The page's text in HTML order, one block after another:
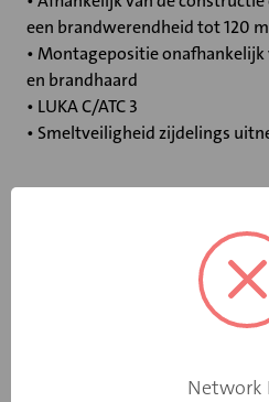
een brandwerendheid tot 120
• Montagepositie
en brandhaard
• LUKA C/ATC 3
• Smeltveiligheid zijdelings
Standaard
Network